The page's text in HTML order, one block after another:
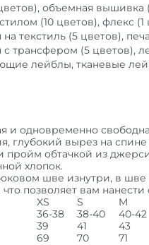
объемная вышивка
(10 цветов), флекс (1
текстиль (5 цветов),
трансфером (5 цветов),
лейблы, тканевые
и одновременно
глубокий вырез на
пройм обтачкой из
хлопок.
шве изнутри, в
позволяет вам нанести
XS
36-38
S
38-40
M
40-42
39 41 43
69 70 71